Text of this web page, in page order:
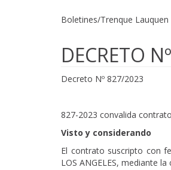
Boletines/Trenque Lauquen
DECRETO
Decreto Nº 827/2023
827-2023 convalida contrato
Visto y considerando
El contrato suscripto con
LOS ANGELES, mediante